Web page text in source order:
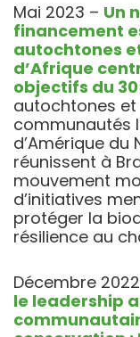
Mai 2023 – Un
financement
autochtones
d’Afrique
objectifs du
autochtones
communautés
d’Amérique du
réunissent à
mouvement
d’initiatives
protéger la
résilience au
Décembre
le leadership